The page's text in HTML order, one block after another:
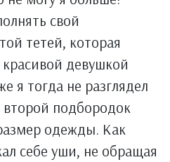
свой
тетей, которая
девушкой
я тогда не разглядел
подбородок
одежды. Как
себе уши, не обращая